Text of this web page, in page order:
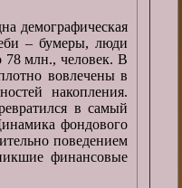
демографическая
– бумеры, люди
78 млн., человек. В
вовлечены в
накопления.
в самый
фондового
поведением
финансовые